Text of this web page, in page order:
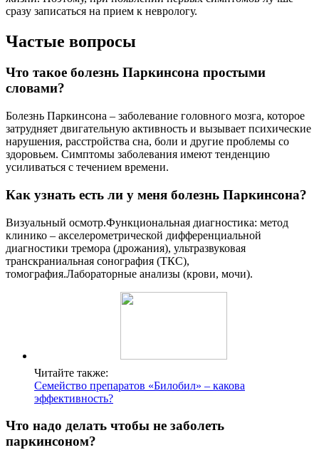
сразу записаться на прием к неврологу.
Частые вопросы
Что такое болезнь Паркинсона простыми
словами?
Болезнь Паркинсона – заболевание головного мозга, которое
затрудняет двигательную активность и вызывает психические
нарушения, расстройства сна, боли и другие проблемы со
здоровьем. Симптомы заболевания имеют тенденцию
усиливаться с течением времени.
Как узнать есть ли у меня болезнь Паркинсона?
Визуальный осмотр.Функциональная диагностика: метод
клинико – акселерометрической дифференциальной
диагностики тремора (дрожания), ультразвуковая
транскраниальная сонография (ТКС),
томография.Лабораторные анализы (крови, мочи).
Читайте также:
Семейство препаратов «Билобил» – какова
эффективность?
Что надо делать чтобы не заболеть
паркинсоном?